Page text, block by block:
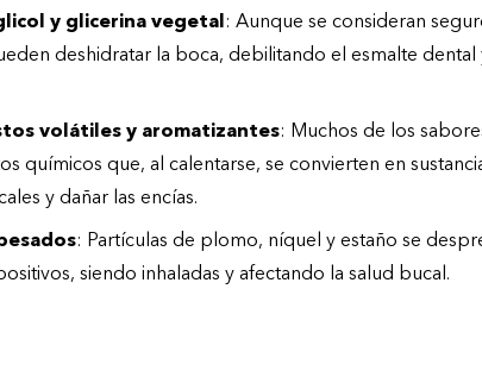
y glicerina vegetal : Aunque se consideran
deshidratar la boca, debilitando el esmalte
volátiles y aromatizantes: Muchos de los
químicos que, al calentarse, se convierten en
y dañar las encías.
: Partículas de plomo, níquel y estaño se
siendo inhaladas y afectando la salud bucal.